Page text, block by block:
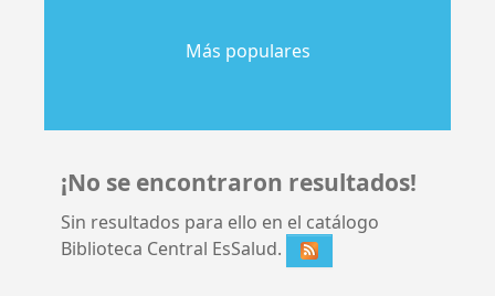
Más populares
¡No se encontraron resultados!
Sin resultados para ello en el catálogo
Biblioteca Central EsSalud.